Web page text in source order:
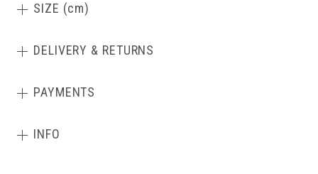
SIZE (cm)
DELIVERY & RETURNS
PAYMENTS
INFO